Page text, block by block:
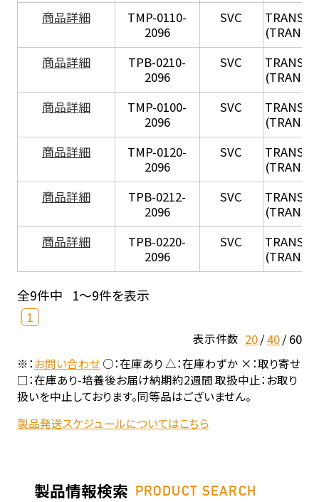
商品詳細
TMP-0110-
2096
SVC TRANSIL
商品詳細
TPB-0210-
2096
SVC TRANSIL
商品詳細
TMP-0100-
2096
SVC TRANSIL
商品詳細
TMP-0120-
2096
SVC TRANSIL
商品詳細
TPB-0212-
2096
SVC TRANSIL
商品詳細
TPB-0220-
2096
SVC TRANSIL
全9件中 1～9件を表示
1
表示件数 20 40 60
※：お問い合わせ○：在庫あり △：在庫わずか ×：取り寄せ
□：在庫あり-培養後お届け納期約2週間 取扱中止：お取り
扱いを中止しております。同等品はございません。
製品発送スケジュールについてはこちら
製品情報検索 PRODUCT SEARCH